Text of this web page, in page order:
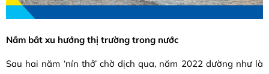
Nắm bắt xu hướng thị trường trong nước
Sau hai năm ‘nín thở’ chờ dịch qua, năm 2022 dường như là